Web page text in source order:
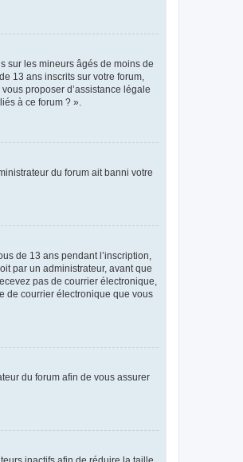
sur les mineurs âgés de moins de
13 ans inscrits sur votre forum,
proposer d’assistance légale
à ce forum ? ».
du forum ait banni votre
de 13 ans pendant l’inscription,
par un administrateur, avant que
pas de courrier électronique,
de courrier électronique que vous
du forum afin de vous assurer